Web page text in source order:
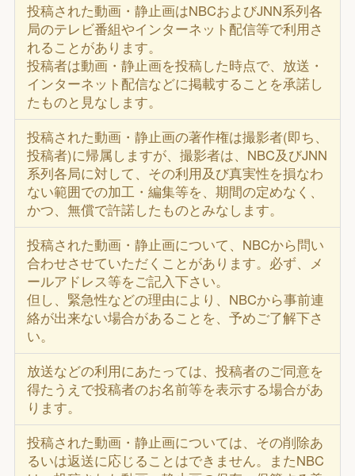
投稿された動画・静止画はNBCおよびJNN系列各
局のテレビ番組やインターネット配信等で利用さ
れることがあります。
投稿者は動画・静止画を投稿した時点で、放送・
インターネット配信などに掲載することを承諾し
たものと見なします。
投稿された動画・静止画の著作権は撮影者(即ち、
投稿者)に帰属しますが、撮影者は、NBC及びJNN
系列各局に対して、その利用及び真実性を損なわ
ない範囲での加工・編集等を、期間の定めなく、
かつ、無償で許諾したものとみなします。
投稿された動画・静止画について、NBCから問い
合わせさせていただくことがあります。必ず、メ
ールアドレス等をご記入下さい。
但し、緊急性などの理由により、NBCから事前連
絡が出来ない場合があることを、予めご了解下さ
い。
放送などの利用にあたっては、投稿者のご同意を
得たうえで投稿者のお名前等を表示する場合があ
ります。
投稿された動画・静止画については、その削除あ
るいは返送に応じることはできません。またNBC